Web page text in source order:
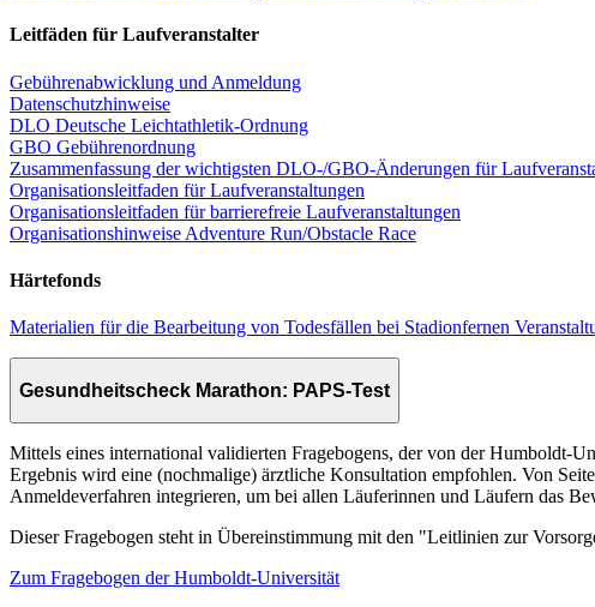
Leitfäden für Laufveranstalter
Gebührenabwicklung und Anmeldung
Datenschutzhinweise
DLO Deutsche Leichtathletik-Ordnung
GBO Gebührenordnung
Zusammenfassung der wichtigsten DLO-/GBO-Änderungen für
Organisationsleitfaden für Laufveranstaltungen
Organisationsleitfaden für barrierefreie Laufveranstaltungen
Organisationshinweise Adventure Run/Obstacle Race
Härtefonds
Materialien für die Bearbeitung von Todesfällen bei Stadionfernen
Gesundheitscheck Marathon: PAPS-Test
Mittels eines international validierten Fragebogens, der von der Humboldt-
Ergebnis wird eine (nochmalige) ärztliche Konsultation empfohlen. Von
Anmeldeverfahren integrieren, um bei allen Läuferinnen und Läufern das
Dieser Fragebogen steht in Übereinstimmung mit den "Leitlinien zur
Zum Fragebogen der Humboldt-Universität